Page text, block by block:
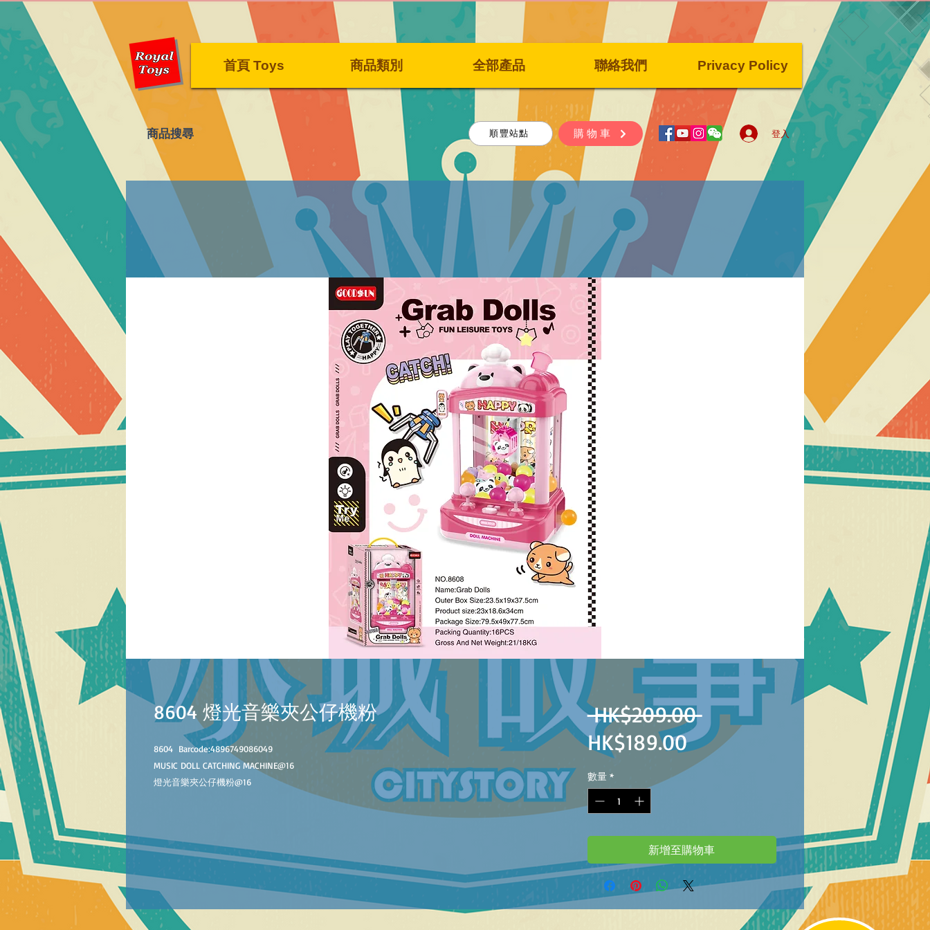
首頁 Toys 商品類別 全部產品 聯絡我們 Privacy Policy
​商品搜尋 順豐站點 購物車 登入
8604 燈光音樂夾公仔機粉
8604 Barcode:4896749086049
MUSIC DOLL CATCHING MACHINE@16
燈光音樂夾公仔機粉@16
HK$209.00 一
般
HK$189.00促
銷
格
數量 *
新增至購物車